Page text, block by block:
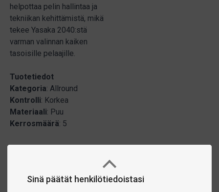
Sinä päätät henkilötiedoistasi
helpottaa pelin hallintaa ja
tekniikan kehittämistä, mikä
tekee Yasaka 2040:stä
varman valinnan kaiken
tasoisille pelaajille.
Tuotetiedot
Kategoria: Allround
Kontrolli: Korkea
Materiaali: Puu
Kerrosmäärä: 5